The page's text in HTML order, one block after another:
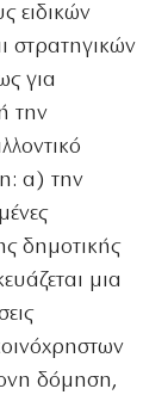
ειδικών
στρατηγικών
για
την
α) την
δημοτικής
μια
δόμηση,